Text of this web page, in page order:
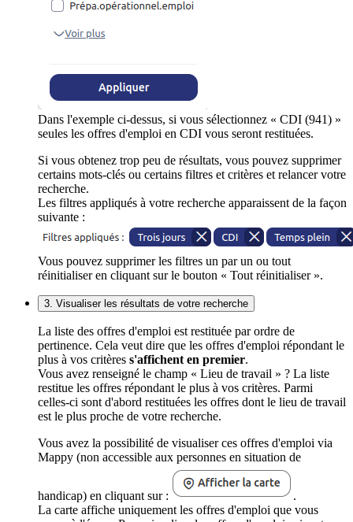
Dans l'exemple ci-dessus, si vous sélectionnez « CDI (941) »
seules les offres d'emploi en CDI vous seront restituées.
Si vous obtenez trop peu de résultats, vous pouvez supprimer
certains mots-clés ou certains filtres et critères et relancer votre
recherche.
Les filtres appliqués à votre recherche apparaissent de la façon
suivante :
Vous pouvez supprimer les filtres un par un ou tout
réinitialiser en cliquant sur le bouton « Tout réinitialiser ».
3. Visualiser les résultats de votre recherche
La liste des offres d'emploi est restituée par ordre de
pertinence. Cela veut dire que les offres d'emploi répondant le
plus à vos critères s'affichent en premier.
Vous avez renseigné le champ « Lieu de travail » ? La liste
restitue les offres répondant le plus à vos critères. Parmi
celles-ci sont d'abord restituées les offres dont le lieu de travail
est le plus proche de votre recherche.
Vous avez la possibilité de visualiser ces offres d'emploi via
Mappy (non accessible aux personnes en situation de
handicap) en cliquant sur :
.
La carte affiche uniquement les offres d'emploi que vous